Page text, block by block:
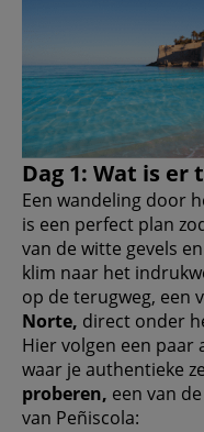
Dag 1: Wat is er
Een wandeling door
is een perfect plan
van de witte gevels
klim naar het
op de terugweg, een
Norte, direct onder
Hier volgen een paar
waar je authentieke
proberen, een van
van Peñiscola: